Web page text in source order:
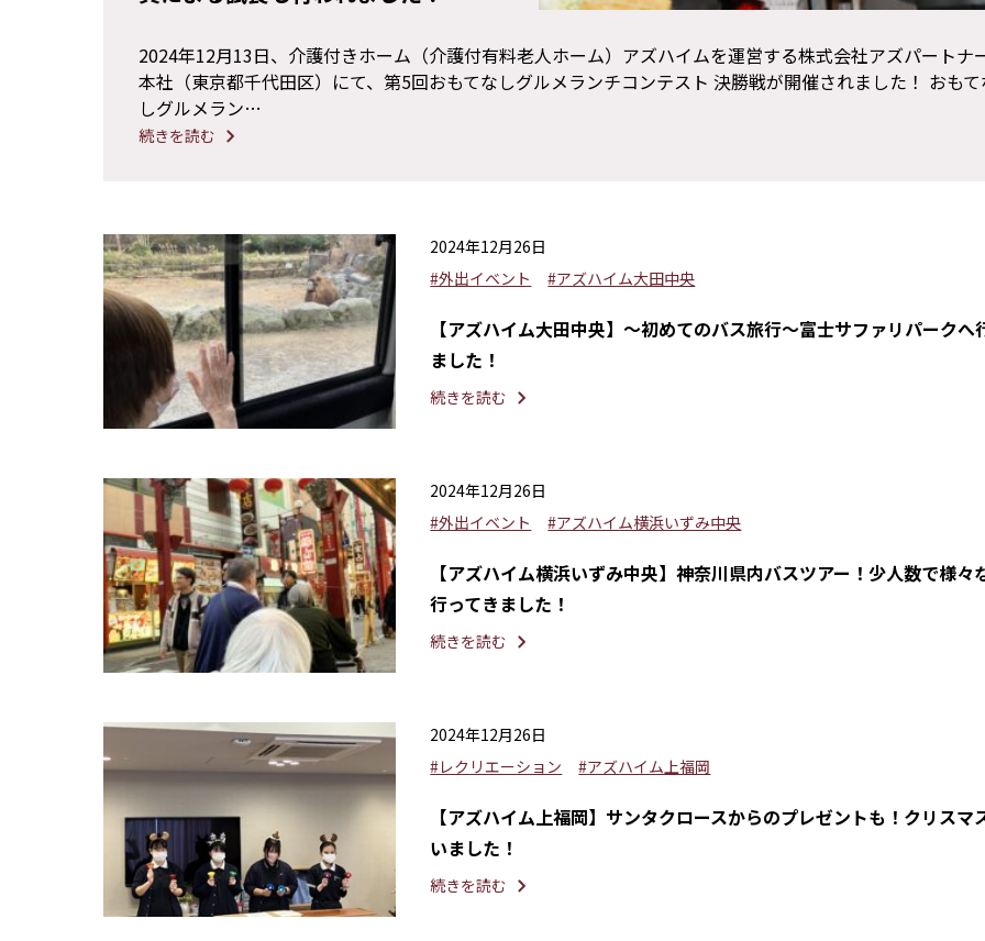
2024年12月13日、介護付きホーム（介護付有料老人ホーム）アズハイムを運営する株式会社アズパートナ
本社（東京都千代田区）にて、第5回おもてなしグルメランチコンテスト 決勝戦が開催されました！ おも
しグルメラン…
続きを読む
2024年12月26日
#外出イベント
#アズハイム大田中央
【アズハイム大田中央】～初めてのバス旅行～富士サファリパークへ
ました！
続きを読む
2024年12月26日
#外出イベント
#アズハイム横浜いずみ中央
【アズハイム横浜いずみ中央】神奈川県内バスツアー！少人数で様々
行ってきました！
続きを読む
2024年12月26日
#レクリエーション
#アズハイム上福岡
【アズハイム上福岡】サンタクロースからのプレゼントも！クリスマ
いました！
続きを読む